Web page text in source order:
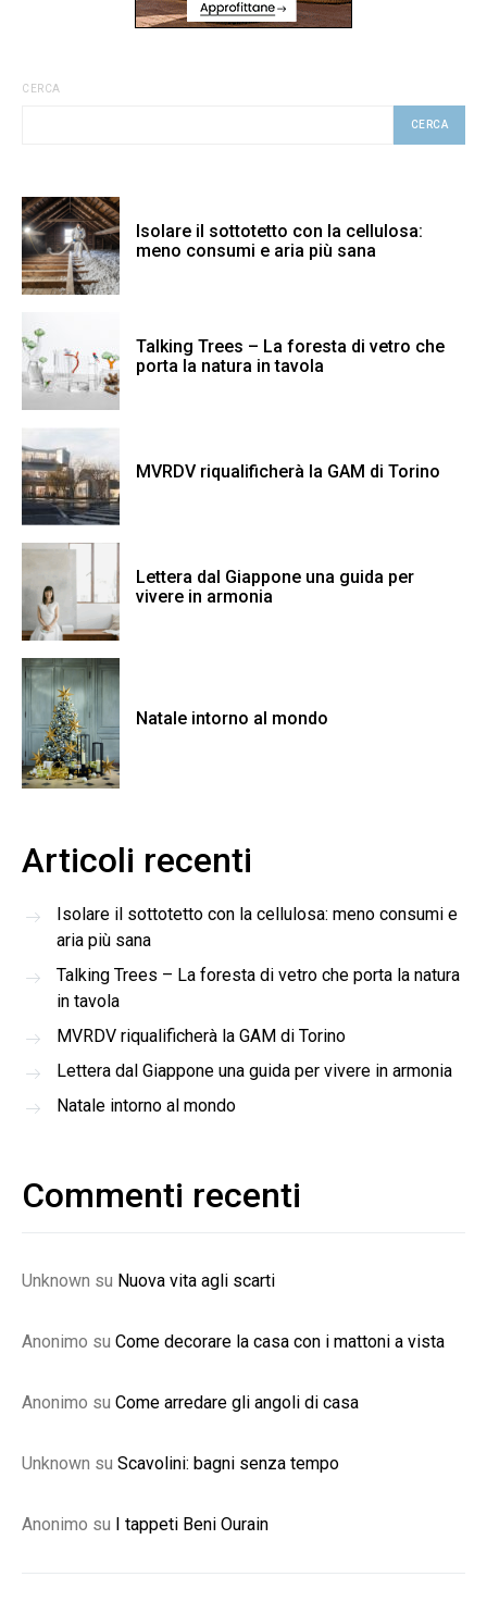
CERCA
CERCA
Isolare il sottotetto con la cellulosa:
meno consumi e aria più sana
Talking Trees – La foresta di vetro che
porta la natura in tavola
MVRDV riqualificherà la GAM di Torino
Lettera dal Giappone una guida per
vivere in armonia
Natale intorno al mondo
Articoli recenti
Isolare il sottotetto con la cellulosa: meno consumi e
aria più sana
Talking Trees – La foresta di vetro che porta la natura
in tavola
MVRDV riqualificherà la GAM di Torino
Lettera dal Giappone una guida per vivere in armonia
Natale intorno al mondo
Commenti recenti
Unknown su Nuova vita agli scarti
Anonimo su Come decorare la casa con i mattoni a vista
Anonimo su Come arredare gli angoli di casa
Unknown su Scavolini: bagni senza tempo
Anonimo su I tappeti Beni Ourain